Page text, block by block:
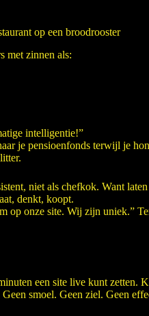
op een broodrooster
met zinnen als:
intelligentie!”
je pensioenfonds terwijl je
niet als chefkok. Want
denkt, koopt.
op onze site. Wij zijn uniek.”
een site live kunt zetten.
smoel. Geen ziel. Geen